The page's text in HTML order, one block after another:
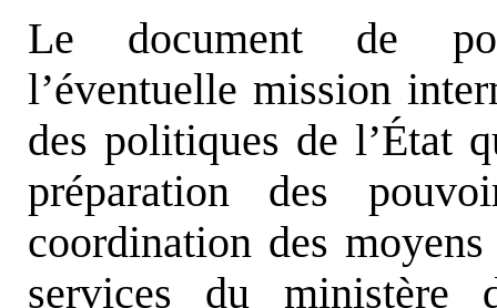
Le document de
l’éventuelle mission
des politiques de l’État
préparation des
coordination des
services du ministère